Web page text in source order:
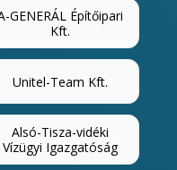
GENERÁL Építőipari
Kft.
Unitel-Team Kft.
Alsó-Tisza-vidéki
Vízügyi Igazgatóság